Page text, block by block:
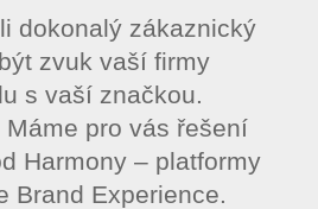
dokonalý zákaznický
zvuk vaší firmy
s vaší značkou.
Máme pro vás řešení
Harmony – platformy
Brand Experience.